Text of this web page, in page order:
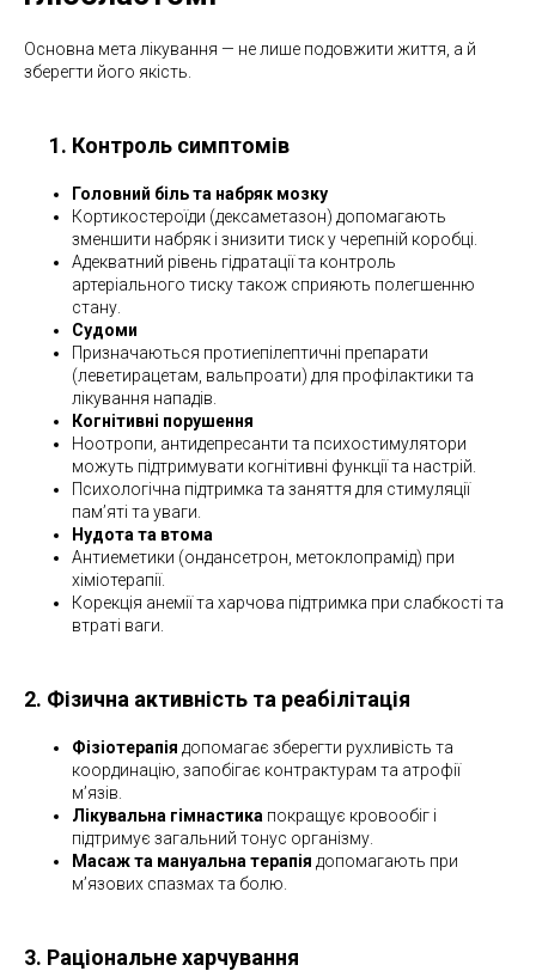
Основна мета лікування — не лише подовжити життя, а й
зберегти його якість.
Контроль симптомів
Головний біль та набряк мозку
Кортикостероїди (дексаметазон) допомагають
зменшити набряк і знизити тиск у черепній коробці.
Адекватний рівень гідратації та контроль
артеріального тиску також сприяють полегшенню
стану.
Судоми
Призначаються протиепілептичні препарати
(леветирацетам, вальпроати) для профілактики та
лікування нападів.
Когнітивні порушення
Ноотропи, антидепресанти та психостимулятори
можуть підтримувати когнітивні функції та настрій.
Психологічна підтримка та заняття для стимуляції
пам’яті та уваги.
Нудота та втома
Антиеметики (ондансетрон, метоклопрамід) при
хіміотерапії.
Корекція анемії та харчова підтримка при слабкості та
втраті ваги.
2. Фізична активність та реабілітація
Фізіотерапія допомагає зберегти рухливість та
координацію, запобігає контрактурам та атрофії
м’язів.
Лікувальна гімнастика покращує кровообіг і
підтримує загальний тонус організму.
Масаж та мануальна терапія допомагають при
м’язових спазмах та болю.
3. Раціональне харчування